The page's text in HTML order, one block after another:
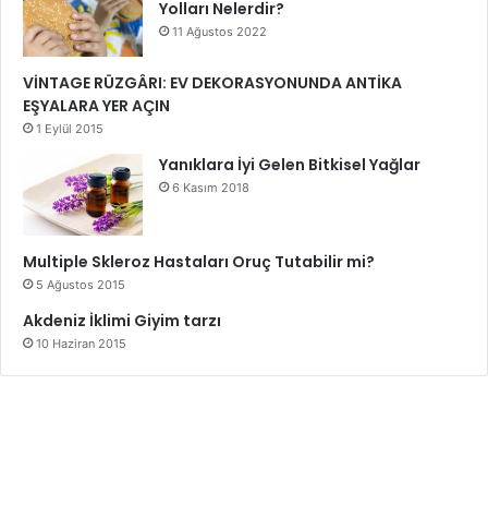
Yolları Nelerdir?
11 Ağustos 2022
VİNTAGE RÜZGÂRI: EV DEKORASYONUNDA ANTİKA
EŞYALARA YER AÇIN
1 Eylül 2015
Yanıklara İyi Gelen Bitkisel Yağlar
6 Kasım 2018
Multiple Skleroz Hastaları Oruç Tutabilir mi?
5 Ağustos 2015
Akdeniz İklimi Giyim tarzı
10 Haziran 2015